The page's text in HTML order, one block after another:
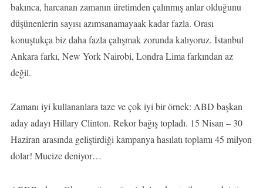
bakınca, harcanan zamanın üretimden çalınmış anlar olduğunu
düşünenlerin sayısı azımsanamayaak kadar fazla. Orası
konuştukça biz daha fazla çalışmak zorunda kalıyoruz. İstanbul
Ankara farkı, New York Nairobi, Londra Lima farkından az
değil.
Zamanı iyi kullananlara taze ve çok iyi bir örnek: ABD başkan
aday adayı Hillary Clinton. Rekor bağış topladı. 15 Nisan – 30
Haziran arasında geliştirdiği kampanya hasılatı toplamı 45 milyon
dolar! Mucize deniyor…